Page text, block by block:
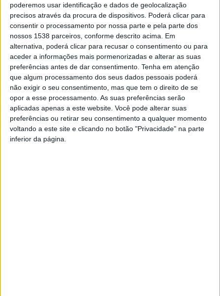
poderemos usar identificação e dados de geolocalização
precisos através da procura de dispositivos. Poderá clicar para
consentir o processamento por nossa parte e pela parte dos
nossos 1538 parceiros, conforme descrito acima. Em
alternativa, poderá clicar para recusar o consentimento ou para
aceder a informações mais pormenorizadas e alterar as suas
preferências antes de dar consentimento. Tenha em atenção
que algum processamento dos seus dados pessoais poderá
não exigir o seu consentimento, mas que tem o direito de se
opor a esse processamento. As suas preferências serão
aplicadas apenas a este website. Você pode alterar suas
preferências ou retirar seu consentimento a qualquer momento
voltando a este site e clicando no botão "Privacidade" na parte
inferior da página.
POLÍTICA 5 MARÇO, 2024
Reunião do Partido LIVRE com a ASPA
No dia 29 de Fevereiro, Teresa Mota, cabeça-de-lista
pelo LIVRE, juntamente com Carlos Fragoso e Marcos
Lima, também candidatos do partido às próximas
eleições...